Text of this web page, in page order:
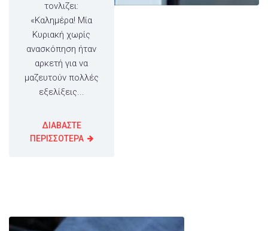
τονλιζει:
«Καλημέρα! Μία
Κυριακή χωρίς
ανασκόπηση ήταν
αρκετή για να
μαζευτούν πολλές
εξελίξεις...
ΔΙΑΒΑΣΤΕ
ΠΕΡΙΣΣΟΤΕΡΑ